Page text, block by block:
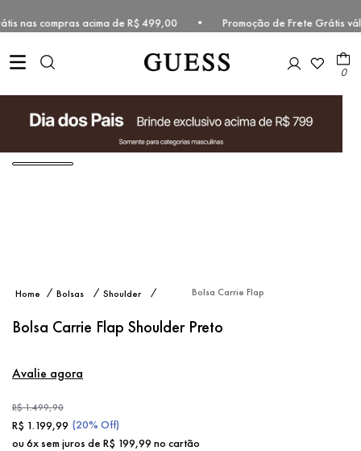
nas compras acima de R$ 499,00 • Promoção de Frete
0
Bolsas Shoulder
Bolsa Carrie Flap
Bolsa Carrie Flap Shoulder Preto
Avalie agora
R$1.499,90
R$ 1.199,99 (20% Off)
ou6x sem juros de R$ 199,99 no cartão